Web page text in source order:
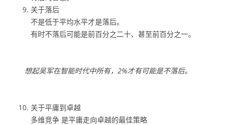
关于落后
不是低于平均水平才是落后。
有时不落后可能是前百分之二十、甚至前百分之一。
想起吴军在智能时代中所有，2%才有可能是不落后。
关于平庸到卓越
多维竞争 是平庸走向卓越的最佳策略